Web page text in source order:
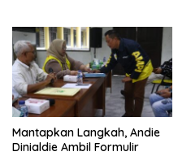
Mantapkan Langkah, Andie
Dinialdie Ambil Formulir